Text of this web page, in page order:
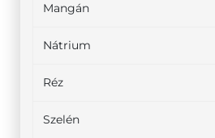
Mangán
Nátrium
Réz
Szelén